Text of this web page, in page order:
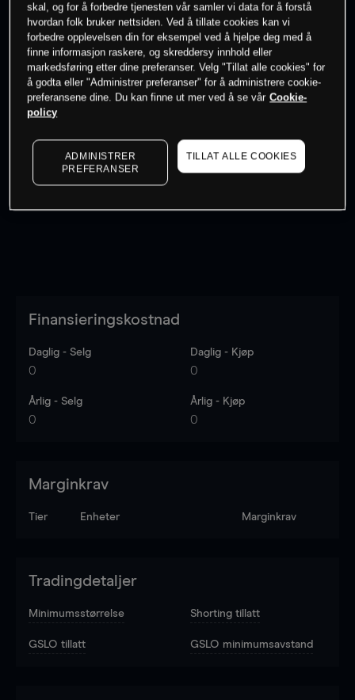
0% av kunder erpå dette instrumentet
Søk om konto
Log in
Finansieringskostnad
Daglig - Selg
0
Daglig - Kjøp
0
Årlig - Selg
0
Årlig - Kjøp
0
Marginkrav
Tier Enheter Marginkrav
Tradingdetaljer
Minimumsstørrelse Shorting tillatt
GSLO tillatt GSLO minimumsavstand
skal, og for å forbedre tjenesten vår samler vi data for å forstå
hvordan folk bruker nettsiden. Ved å tillate cookies kan vi
forbedre opplevelsen din for eksempel ved å hjelpe deg med å
finne informasjon raskere, og skreddersy innhold eller
markedsføring etter dine preferanser. Velg "Tillat alle cookies" for
å godta eller "Administrer preferanser" for å administrere cookie-
preferansene dine. Du kan finne ut mer ved å se vår Cookie-
policy
ADMINISTRER
PREFERANSER
TILLAT ALLE COOKIES